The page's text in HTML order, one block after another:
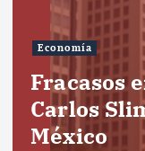
Economía
Fracasos
Carlos
México